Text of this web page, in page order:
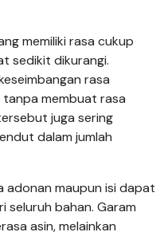
memiliki rasa cukup
sedikit dikurangi.
rasa
membuat rasa
juga sering
dalam jumlah
adonan maupun isi dapat
seluruh bahan. Garam
asin, melainkan